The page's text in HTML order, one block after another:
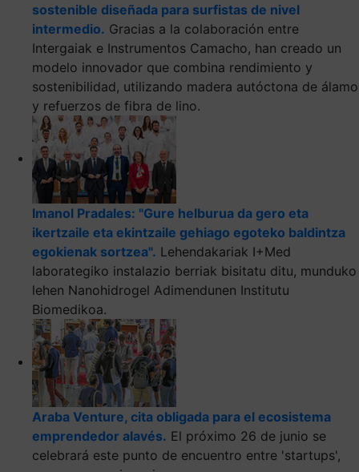
sostenible diseñada para surfistas de nivel
intermedio. Gracias a la colaboración entre
Intergaiak e Instrumentos Camacho, han creado un
modelo innovador que combina rendimiento y
sostenibilidad, utilizando madera autóctona de álamo
y refuerzos de fibra de lino.
Imanol Pradales: "Gure helburua da gero eta
ikertzaile eta ekintzaile gehiago egoteko baldintza
egokienak sortzea". Lehendakariak I+Med
laborategiko instalazio berriak bisitatu ditu, munduko
lehen Nanohidrogel Adimendunen Institutu
Biomedikoa.
Araba Venture, cita obligada para el ecosistema
emprendedor alavés. El próximo 26 de junio se
celebrará este punto de encuentro entre 'startups',